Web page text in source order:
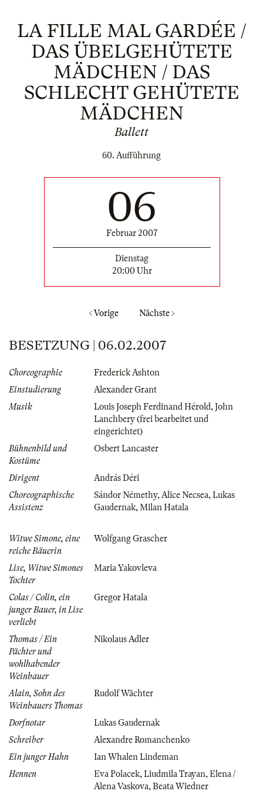
LA FILLE MAL GARDÉE /
DAS ÜBELGEHÜTETE
MÄDCHEN / DAS
SCHLECHT GEHÜTETE
MÄDCHEN
Ballett
60. Aufführung
06
Februar 2007
Dienstag
20:00 Uhr
Vorige Nächste
BESETZUNG | 06.02.2007
Choreographie
Frederick Ashton
Einstudierung
Alexander Grant
Musik
Louis Joseph Ferdinand Hérold, John
Lanchbery (frei bearbeitet und
eingerichtet)
Bühnenbild und
Kostüme
Osbert Lancaster
Dirigent
András Déri
Choreographische
Assistenz
Sándor Némethy, Alice Necsea, Lukas
Gaudernak, Milan Hatala
Witwe Simone, eine
reiche Bäuerin
Wolfgang Grascher
Lise, Witwe Simones
Tochter
Maria Yakovleva
Colas / Colin, ein
junger Bauer, in Lise
verliebt
Gregor Hatala
Thomas / Ein
Pächter und
wohlhabender
Weinbauer
Nikolaus Adler
Alain, Sohn des
Weinbauers Thomas
Rudolf Wächter
Dorfnotar
Lukas Gaudernak
Schreiber
Alexandre Romanchenko
Ein junger Hahn
Ian Whalen Lindeman
Hennen
Eva Polacek, Liudmila Trayan, Elena /
Alena Vaskova, Beata Wiedner